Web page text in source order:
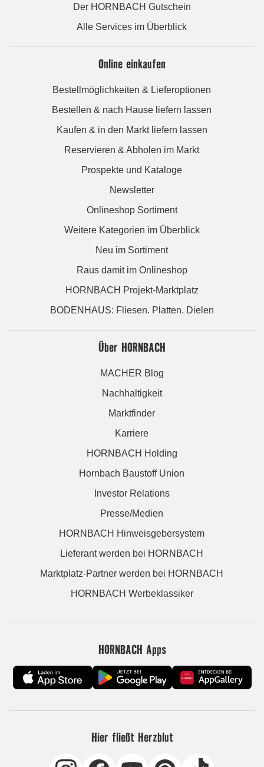
Der HORNBACH Gutschein
Alle Services im Überblick
Online einkaufen
Bestellmöglichkeiten & Lieferoptionen
Bestellen & nach Hause liefern lassen
Kaufen & in den Markt liefern lassen
Reservieren & Abholen im Markt
Prospekte und Kataloge
Newsletter
Onlineshop Sortiment
Weitere Kategorien im Überblick
Neu im Sortiment
Raus damit im Onlineshop
HORNBACH Projekt-Marktplatz
BODENHAUS: Fliesen. Platten. Dielen
Über HORNBACH
MACHER Blog
Nachhaltigkeit
Marktfinder
Karriere
HORNBACH Holding
Hornbach Baustoff Union
Investor Relations
Presse/Medien
HORNBACH Hinweisgebersystem
Lieferant werden bei HORNBACH
Marktplatz-Partner werden bei HORNBACH
HORNBACH Werbeklassiker
HORNBACH Apps
Hier fließt Herzblut